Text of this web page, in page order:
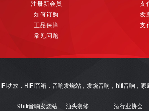
注册新会员
如何订购
正品保障
常见问题
支
发
支
功放，HIFI音箱，音响发烧站，发烧音响，hifi音响，
9hifi音响发烧站 汕头装修
酒行业协会